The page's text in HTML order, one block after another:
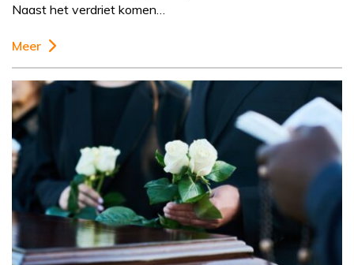
Naast het verdriet komen…
Meer